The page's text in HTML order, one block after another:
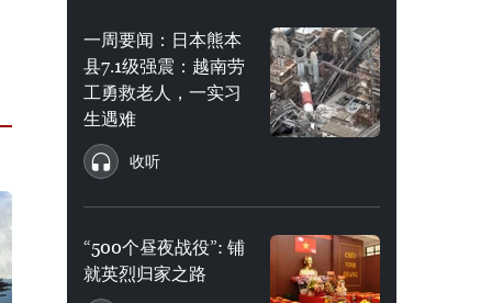
一周要闻：日本熊本
县7.1级强震：越南劳
工勇救老人，一实习
生遇难
收听
“500个昼夜战役”: 铺
就英烈归家之路